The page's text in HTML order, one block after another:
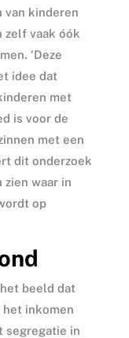
van kinderen
zelf vaak óók
‘Deze
idee dat
met
is voor de
met een
dit onderzoek
zien waar in
op
beeld dat
het inkomen
segregatie in